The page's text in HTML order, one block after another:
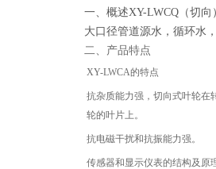
一、概述XY-LWCQ（切
大口径管道源水，循环水
二、产品特点
XY-LWCA的特点
抗杂质能力强，切向式叶轮在
轮的叶片上。
抗电磁干扰和抗振能力强。
传感器和显示仪表的结构及原